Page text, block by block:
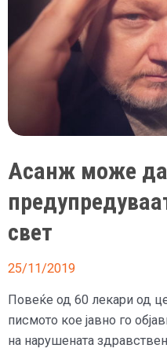
Асанж може да
свет
25/11/2019
Повеќе од 60 лекари од
писмото кое јавно го
на нарушената